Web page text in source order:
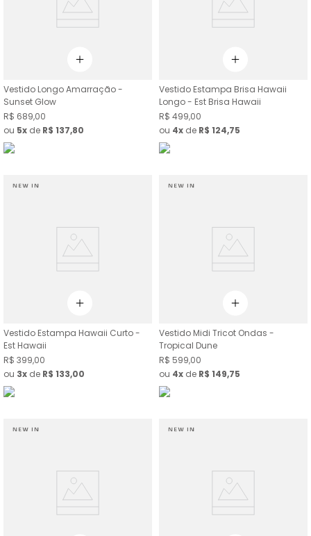
Vestido Longo Amarração -
Sunset Glow
R$ 689,00
ou 5 de R$ 137,80
Vestido Estampa Brisa Hawaii
Longo - Est Brisa Hawaii
R$ 499,00
ou 4 de R$ 124,75
Vestido Estampa Hawaii Curto -
Est Hawaii
R$ 399,00
ou 3 de R$ 133,00
Vestido Midi Tricot Ondas -
Tropical Dune
R$ 599,00
ou 4 de R$ 149,75